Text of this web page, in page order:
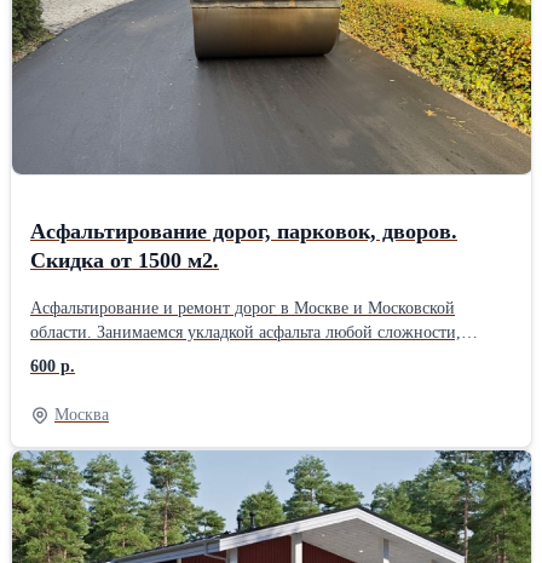
можем оперативно выходить на объект. Берём заказы любого
объёма — от небольших площадок до крупных территорий. При
объёме от 1500 м2 даём скидку до 10%. Цены начинаются от 465
руб./м2. Если найдёте предложение дешевле — готовы обсудить
и предложить более выгодные условия. Работаем строго по
технологиям, соблюдаем сроки и даём гарантию на покрытие.
Позвоните или оставьте заявку на сайте — приедем, посмотрим
объект и посчитаем стоимость без обязательств.
Асфальтирование дорог, парковок, дворов.
Скидка от 1500 м2.
Асфальтирование и ремонт дорог в Москве и Московской
области. Занимаемся укладкой асфальта любой сложности,
ямочным ремонтом, строительством дорог, укладкой асфальтовой
крошки, установкой бортовых камней, тротуарной плитки и
благоустройством территорий. Работаем под ключ: от
подготовки основания до готового покрытия. Выезд специалиста
на объект бесплатно. Поможем подобрать решение под ваш
бюджет и бесплатно составим 3–5 вариантов сметы. При объёме
от 1500 м2 даём скидку до 10%. Берёмся и за небольшие заказы
— дворы, парковки, подъезды, отмостки. Используем
качественный асфальт с проверенных заводов, современную
600 р.
Москва